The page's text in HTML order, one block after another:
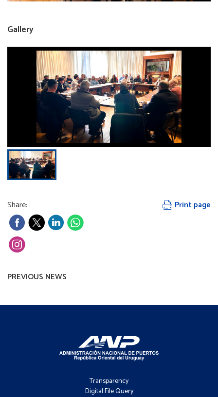
Gallery
Share: Print page
PREVIOUS NEWS
-
Menú
Transparency
Digital File Query